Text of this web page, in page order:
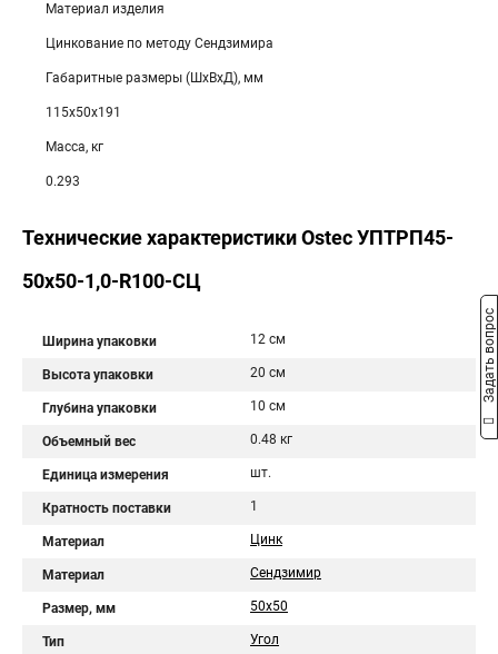
Материал изделия
Цинкование по методу Сендзимира
Габаритные размеры (ШхВхД), мм
115х50х191
Масса, кг
0.293
Технические характеристики Ostec УПТРП45-
50х50-1,0-R100-СЦ
Ширина упаковки 12 см
Высота упаковки 20 см
Глубина упаковки 10 см
Объемный вес 0.48 кг
Единица измерения шт.
Кратность поставки 1
Материал Цинк
Материал Сендзимир
Размер, мм 50х50
Тип Угол
Задать вопрос